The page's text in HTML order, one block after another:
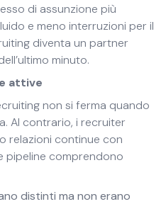
di assunzione più
e meno interruzioni per il
diventa un partner
minuto.
attive
non si ferma quando
Al contrario, i recruiter
relazioni continue con
pipeline comprendono
distinti ma non erano